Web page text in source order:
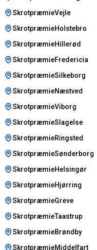
SkrotpræmieVejle
SkrotpræmieHolstebro
SkrotpræmieHillerød
SkrotpræmieFredericia
SkrotpræmieSilkeborg
SkrotpræmieNæstved
SkrotpræmieViborg
SkrotpræmieSlagelse
SkrotpræmieRingsted
SkrotpræmieSønderborg
SkrotpræmieHelsingør
SkrotpræmieHjørring
SkrotpræmieGreve
SkrotpræmieTaastrup
SkrotpræmieBrøndby
SkrotpræmieMiddelfart